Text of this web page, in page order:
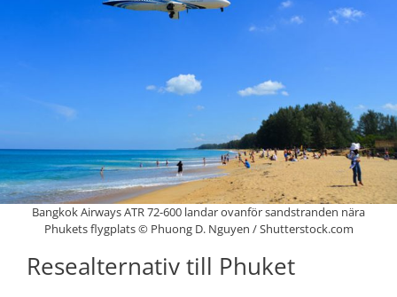
Bangkok Airways ATR 72-600 landar ovanför sandstranden nära
Phukets flygplats © Phuong D. Nguyen / Shutterstock.com
Resealternativ till Phuket